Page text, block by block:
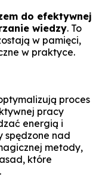
do efektywnej
wiedzy. To
w pamięci,
w praktyce.
proces
pracy
energią i
spędzone nad
metody,
które